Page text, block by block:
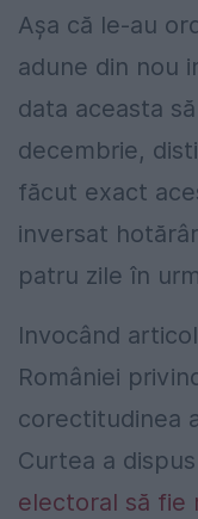
Așa că le-au
adune din nou
data aceasta
decembrie,
făcut exact
inversat
patru zile în
Invocând
României
corectitudinea
Curtea a dispus
electoral să fie